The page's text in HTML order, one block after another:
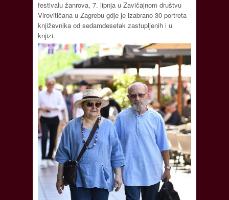
festivalu žanrova, 7. lipnja u Zavičajnom društvu
Virovitičana u Zagrebu gdje je izabrano 30 portreta
književnika od sedamdesetak zastupljenih i u
knjizi.